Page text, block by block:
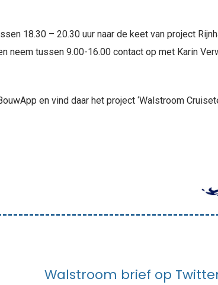
18.30 – 20.30 uur naar de keet van project
neem tussen 9.00-16.00 contact op met Karin
en vind daar het project ‘Walstroom
Walstroom brief op